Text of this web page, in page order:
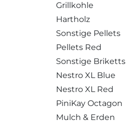
Grillkohle
Hartholz
Sonstige Pellets
Pellets Red
Sonstige Briketts
Nestro XL Blue
Nestro XL Red
PiniKay Octagon
Mulch & Erden